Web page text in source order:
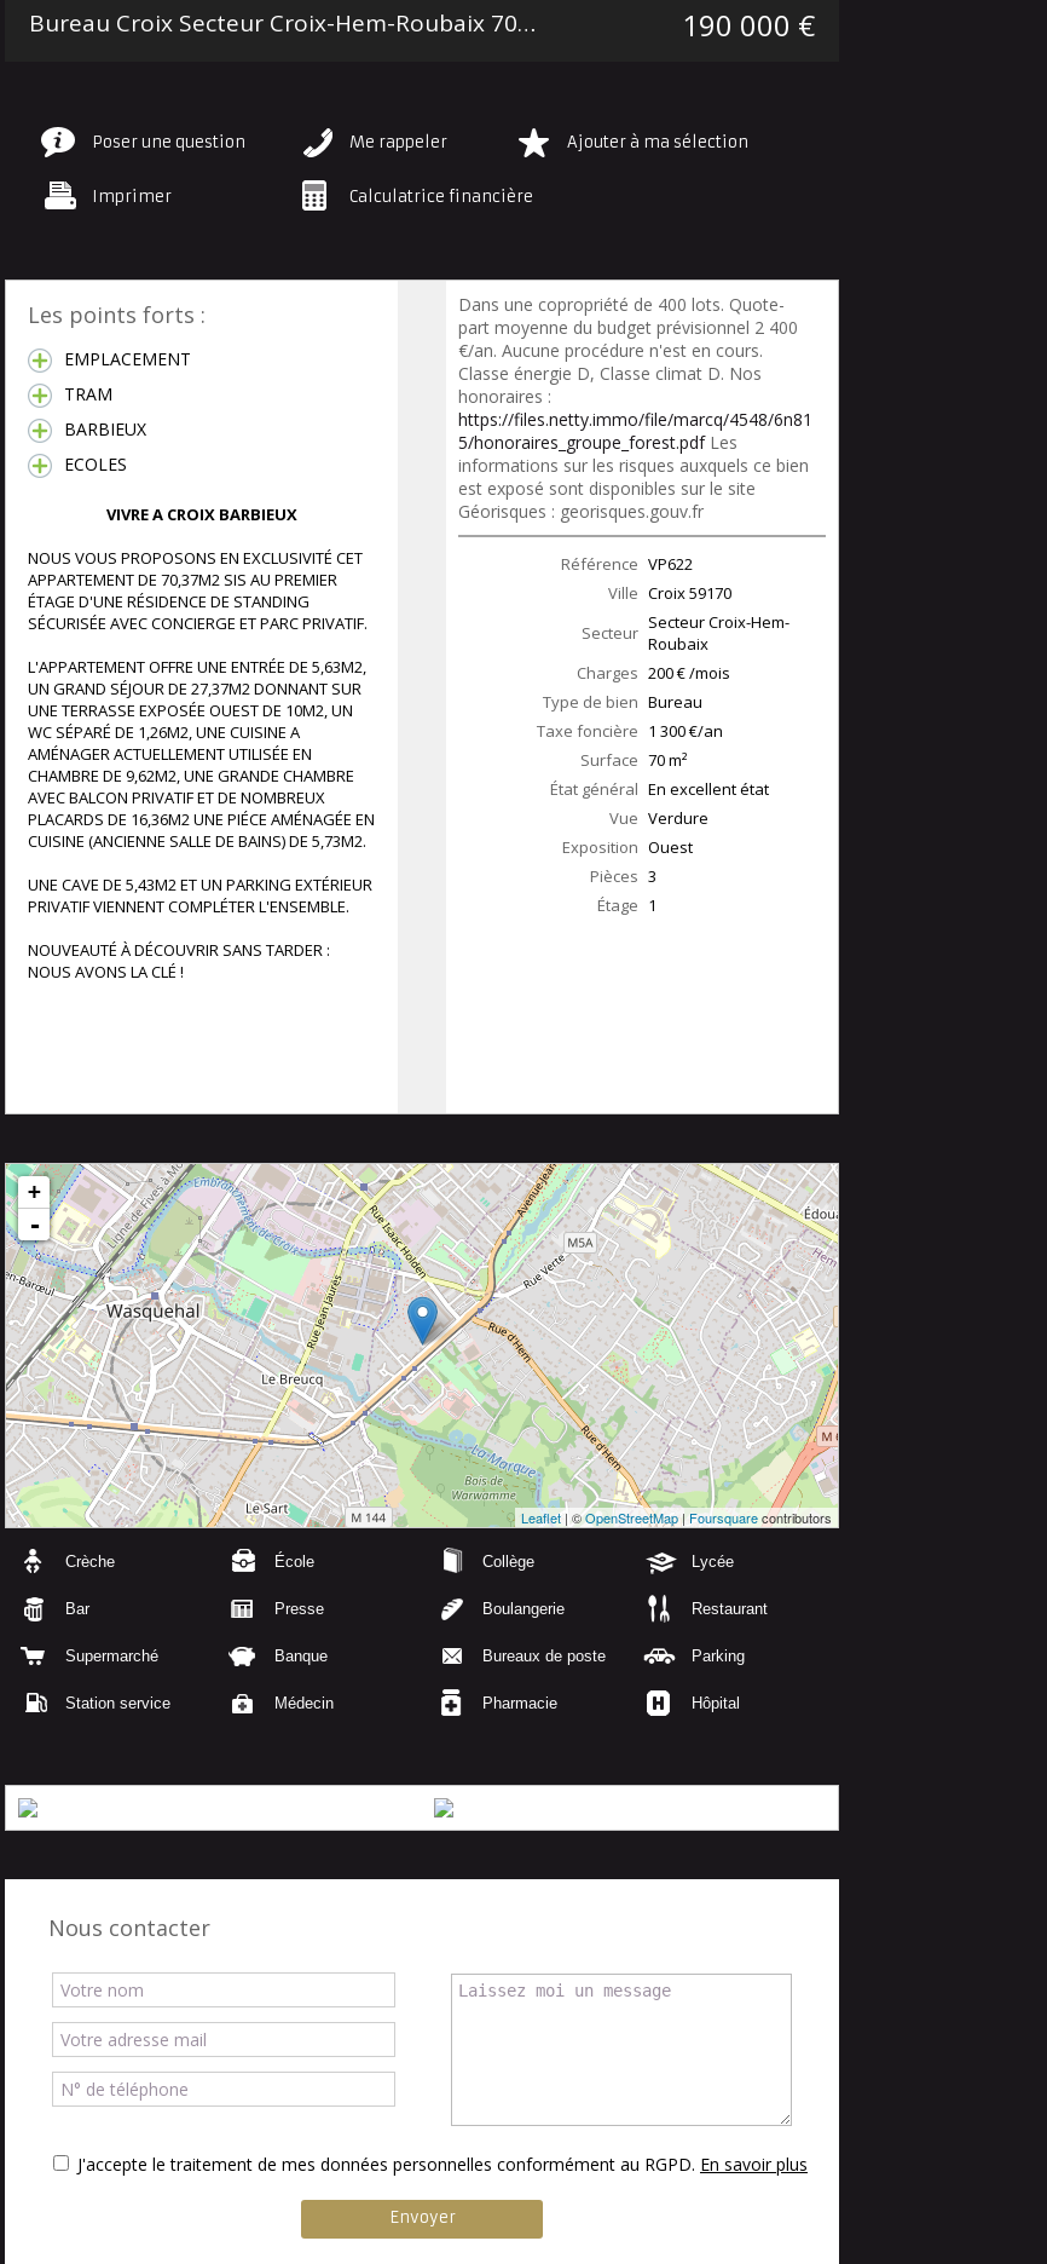
Bureau Croix Secteur Croix-Hem-Roubaix 70 m² 190 000 €
Poser une question Me rappeler Ajouter à ma sélection
Imprimer Calculatrice financière
Les points forts :
EMPLACEMENT
TRAM
BARBIEUX
ECOLES
VIVRE A CROIX BARBIEUX
NOUS VOUS PROPOSONS EN EXCLUSIVITÉ CET
APPARTEMENT DE 70,37M2 SIS AU PREMIER
ÉTAGE D'UNE RÉSIDENCE DE STANDING
SÉCURISÉE AVEC CONCIERGE ET PARC PRIVATIF.
L'APPARTEMENT OFFRE UNE ENTRÉE DE 5,63M2,
UN GRAND SÉJOUR DE 27,37M2 DONNANT SUR
UNE TERRASSE EXPOSÉE OUEST DE 10M2, UN
WC SÉPARÉ DE 1,26M2, UNE CUISINE A
AMÉNAGER ACTUELLEMENT UTILISÉE EN
CHAMBRE DE 9,62M2, UNE GRANDE CHAMBRE
AVEC BALCON PRIVATIF ET DE NOMBREUX
PLACARDS DE 16,36M2 UNE PIÉCE AMÉNAGÉE EN
CUISINE (ANCIENNE SALLE DE BAINS) DE 5,73M2.
UNE CAVE DE 5,43M2 ET UN PARKING EXTÉRIEUR
PRIVATIF VIENNENT COMPLÉTER L'ENSEMBLE.
NOUVEAUTÉ À DÉCOUVRIR SANS TARDER :
NOUS AVONS LA CLÉ !
Dans une copropriété de 400 lots. Quote-
part moyenne du budget prévisionnel 2 400
€/an. Aucune procédure n'est en cours.
Classe énergie D, Classe climat D. Nos
honoraires :
https://files.netty.immo/file/marcq/4548/6n81
5/honoraires_groupe_forest.pdfLes
informations sur les risques auxquels ce bien
est exposé sont disponibles sur le site
Géorisques : georisques.gouv.fr
Référence VP622
Ville Croix59170
Secteur Secteur Croix-Hem-
Roubaix
Charges 200 € /mois
Type de bien Bureau
Taxe foncière 1 300 €/an
Surface 70m²
État général En excellent état
Vue Verdure
Exposition Ouest
Pièces 3
Étage 1
+
-
Leaflet| ©OpenStreetMap | Foursquarecontributors
Crèche École Collège Lycée
Bar Presse Boulangerie Restaurant
Supermarché Banque Bureaux de poste Parking
Station service Médecin Pharmacie Hôpital
Nous contacter
J'accepte le traitement de mes données personnelles conformément au RGPD. En savoir plus